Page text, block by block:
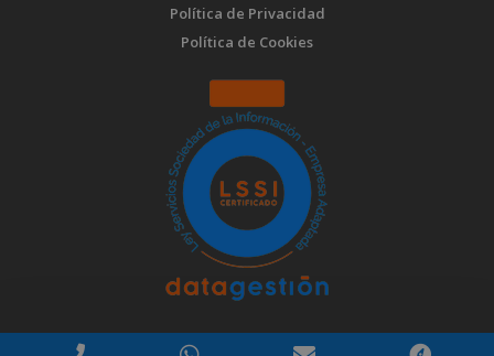
Política de Privacidad
Política de Cookies